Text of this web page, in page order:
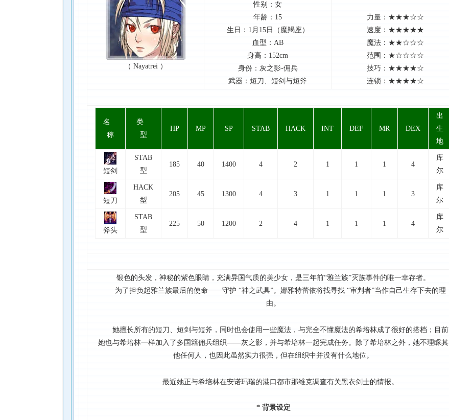
（ Nayatrei ）
性别：女
年龄：15
生日：1月15日（魔羯座）
血型：AB
身高：152cm
身份：灰之影-佣兵
武器：短刀、短剑与短斧
力量：★★★☆☆
速度：★★★★★
魔法：★★☆☆☆
范围：★☆☆☆☆
技巧：★★★★☆
连锁：★★★★☆
名
称
类
型
HP MP SP STAB HACK INT DEF MR DEX
出
生
地
短剑
STAB
型
185 40 1400 4 2 1 1 1 4
库
尔
短刀
HACK
型
205 45 1300 4 3 1 1 1 3
库
尔
斧头
STAB
型
225 50 1200 2 4 1 1 1 4
库
尔
银色的头发，神秘的紫色眼睛，充满异国气质的美少女，是三年前“雅兰族”灭族事件的唯一幸存者。
为了担负起雅兰族最后的使命——守护 “神之武具”。娜雅特蕾依将找寻找 “审判者”当作自己生存下去的理
由。
她擅长所有的短刀、短剑与短斧，同时也会使用一些魔法，与完全不懂魔法的希培林成了很好的搭档；目前
她也与希培林一样加入了多国籍佣兵组织——灰之影，并与希培林一起完成任务。除了希培林之外，她不理睬其
他任何人，也因此虽然实力很强，但在组织中并没有什么地位。
最近她正与希培林在安诺玛瑞的港口都市那维克调查有关黑衣剑士的情报。
* 背景设定